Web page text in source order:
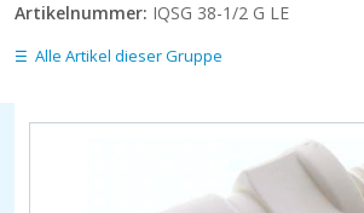
Artikelnummer: IQSG 38-1/2 G LE
Alle Artikel dieser Gruppe